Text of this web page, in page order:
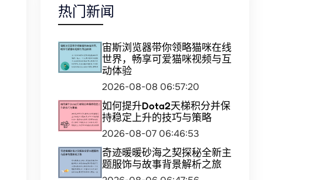
热门新闻
宙斯浏览器带你领略猫咪在线
世界，畅享可爱猫咪视频与互
动体验
2026-08-08 06:57:20
如何提升Dota2天梯积分并保
持稳定上升的技巧与策略
2026-08-07 06:46:53
奇迹暖暖砂海之契探秘全新主
题服饰与故事背景解析之旅